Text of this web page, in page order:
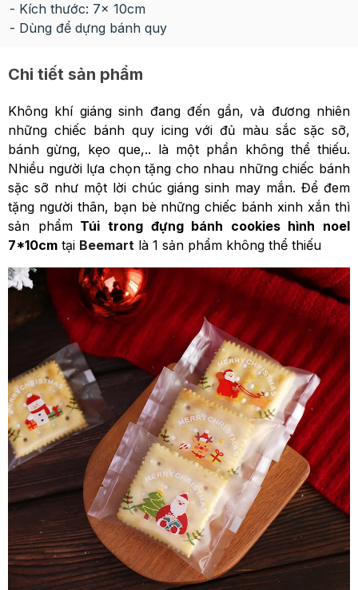
- Kích thước: 7x 10cm
- Dùng để dựng bánh quy
Chi tiết sản phẩm
Không khí giáng sinh đang đến gần, và đương nhiên
những chiếc bánh quy icing với đủ màu sắc sặc sỡ,
bánh gừng, kẹo que,.. là một phần không thể thiếu.
Nhiều người lựa chọn tặng cho nhau những chiếc bánh
sặc sỡ như một lời chúc giáng sinh may mắn. Để đem
tặng người thân, bạn bè những chiếc bánh xinh xắn thì
sản phẩmTúi trong đựng bánh cookies hình noel
7*10cm tại Beemart là 1 sản phẩm không thể thiếu